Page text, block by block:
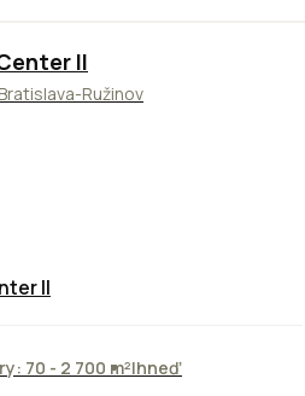
II
Ružinov
II
70 - 2 700 m²Ihneď